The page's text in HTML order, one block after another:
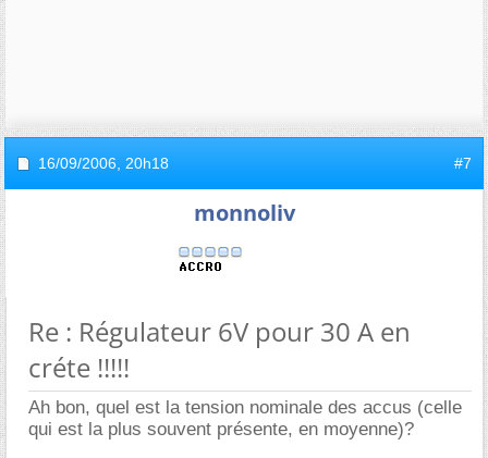
16/09/2006, 20h18 #7
monnoliv
Re : Régulateur 6V pour 30 A en
créte !!!!!
Ah bon, quel est la tension nominale des accus (celle
qui est la plus souvent présente, en moyenne)?